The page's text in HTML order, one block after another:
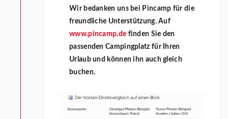
Wir bedanken uns bei Pincamp für die
freundliche Unterstützung. Auf
www.pincamp.de finden Sie den
passenden Campingplatz für Ihren
Urlaub und können ihn auch gleich
buchen.